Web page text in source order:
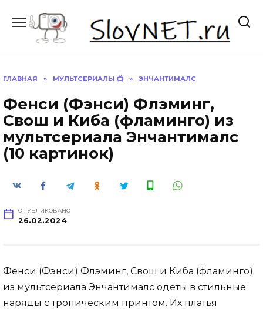
содержанию
ГЛАВНАЯ » МУЛЬТСЕРИАЛЫ 📺 » ЭНЧАНТИМАЛС
Фенси (Фэнси) Флэминг,
Свош и Киба (фламинго) из
мультсериала Энчантималс
(10 картинок)
ОПУБЛИКОВАНО
26.02.2024
Фенси (Фэнси) Флэминг, Свош и Киба (фламинго)
из мультсериала Энчантималс одеты в стильные
наряды с тропическим принтом. Их платья